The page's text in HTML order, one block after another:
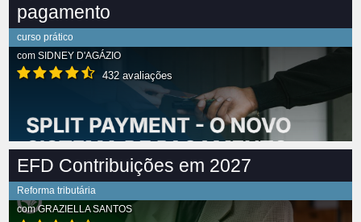
pagamento
curso prático
com SIDNEY D'AGÁZIO
432 avaliações
EFD Contribuições em 2027
Reforma tributária
comGRAZIELLA SANTOS